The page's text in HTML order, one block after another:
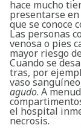
hace mucho
presentarse
que se conoce
Las personas
venosa o pies
mayor riesgo
Cuando se
tras, por
vaso
agudo. A
el hospital
necrosis.